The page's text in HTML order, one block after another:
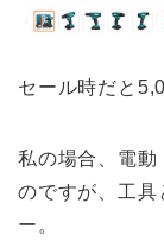
セール時だと
私の場合、電動
のですが、工
ー。